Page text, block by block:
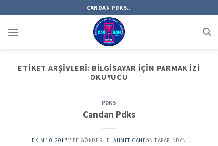
to
content
CANDAN PDKS..
ETIKET ARŞIVLERI: BILGISAYAR IÇIN PARMAK IZI
OKUYUCU
PDKS
Candan Pdks
EKIM 10, 2017’' TE GÖNDERILDI AHMET CANDAN TARAFINDAN